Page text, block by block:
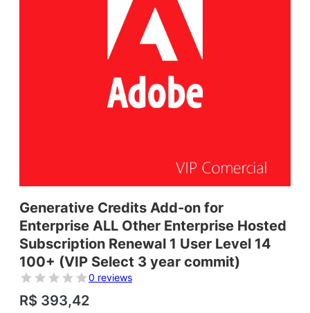
Generative Credits Add-on for
Enterprise ALL Other Enterprise Hosted
Subscription Renewal 1 User Level 14
100+ (VIP Select 3 year commit)
0 reviews
R$ 393,42